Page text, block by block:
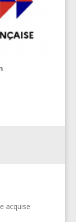
acquise